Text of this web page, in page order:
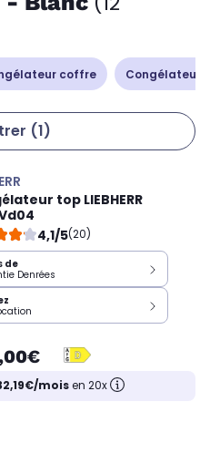
coffre Congélateur
(1)
top LIEBHERR
4,1/5(20)
de
Denrées
moisen 20x